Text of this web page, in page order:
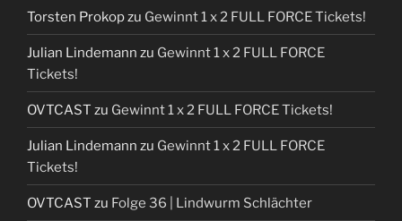
Torsten Prokopzu Gewinnt 1 x 2 FULL FORCE Tickets!
Julian Lindemann zu Gewinnt 1 x 2 FULL FORCE
Tickets!
OVTCAST zu Gewinnt 1 x 2 FULL FORCE Tickets!
Julian Lindemann zu Gewinnt 1 x 2 FULL FORCE
Tickets!
OVTCAST zu Folge 36 | Lindwurm Schlächter